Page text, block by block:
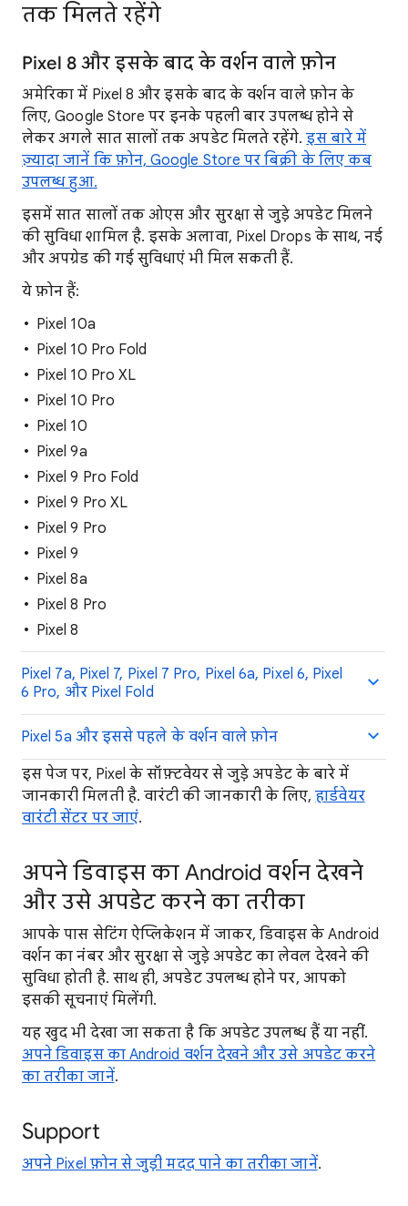
तक मिलते रहेंगे
Pixel 8 और इसके बाद के वर्शन वाले फ़ोन
अमेरिका में Pixel 8 और इसके बाद के वर्शन वाले फ़ोन के
लिए, Google Store पर इनके पहली बार उपलब्ध होने से
लेकर अगले सात सालों तक अपडेट मिलते रहेंगे.इस बारे में
ज़्यादा जानें कि फ़ोन, Google Store पर बिक्री के लिए कब
उपलब्ध हुआ.
इसमें सात सालों तक ओएस और सुरक्षा से जुड़े अपडेट मिलने
की सुविधा शामिल है. इसके अलावा, Pixel Drops के साथ, नई
और अपग्रेड की गई सुविधाएं भी मिल सकती हैं.
ये फ़ोन हैं:
Pixel 10a
Pixel 10 Pro Fold
Pixel 10 Pro XL
Pixel 10 Pro
Pixel 10
Pixel 9a
Pixel 9 Pro Fold
Pixel 9 Pro XL
Pixel 9 Pro
Pixel 9
Pixel 8a
Pixel 8 Pro
Pixel 8
Pixel 7a, Pixel 7, Pixel 7 Pro, Pixel 6a, Pixel 6, Pixel
6 Pro, और Pixel Fold
Pixel 5a और इससे पहले के वर्शन वाले फ़ोन
इस पेज पर, Pixel के सॉफ़्टवेयर से जुड़े अपडेट के बारे में
जानकारी मिलती है. वारंटी की जानकारी के लिए,हार्डवेयर
वारंटी सेंटर पर जाएं.
अपने डिवाइस का Android वर्शन देखने
और उसे अपडेट करने का तरीका
आपके पास सेटिंग ऐप्लिकेशन में जाकर, डिवाइस के Android
वर्शन का नंबर और सुरक्षा से जुड़े अपडेट का लेवल देखने की
सुविधा होती है. साथ ही, अपडेट उपलब्ध होने पर, आपको
इसकी सूचनाएं मिलेंगी.
यह खुद भी देखा जा सकता है कि अपडेट उपलब्ध हैं या नहीं.
अपने डिवाइस का Android वर्शन देखने और उसे अपडेट करने
का तरीका जानें.
Support
अपने Pixel फ़ोन से जुड़ी मदद पाने का तरीका जानें.